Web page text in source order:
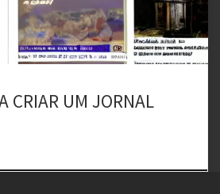
CRIAR UM JORNAL